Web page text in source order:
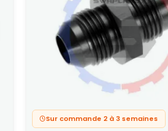
Sur commande 2 à 3 semaines